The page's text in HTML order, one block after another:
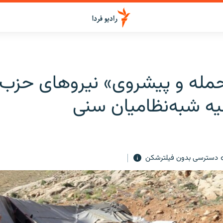
و پیشروی» نیروهای
شبه‌نظامیان سنی
دسترسی بدون فیلترشکن